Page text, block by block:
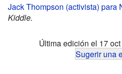
Jack Thompson (activista) para
Kiddle.
Última edición el 17
Sugerir una